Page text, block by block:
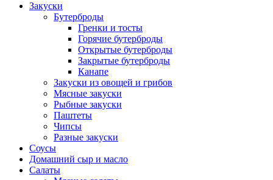
Закуски
Бутерброды
Гренки и тосты
Горячие бутерброды
Открытые бутерброды
Закрытые бутерброды
Канапе
Закуски из овощей и грибов
Мясные закуски
Рыбные закуски
Паштеты
Чипсы
Разные закуски
Соусы
Домашний сыр и масло
Салаты